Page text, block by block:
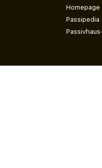
Homepage
Passipedia